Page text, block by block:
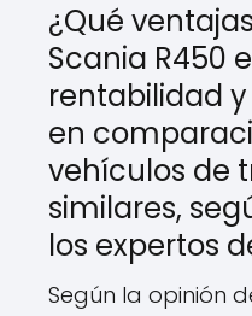
¿Qué
Scania R450
rentabilidad
en
vehículos de
similares,
los expertos
Según la opinión